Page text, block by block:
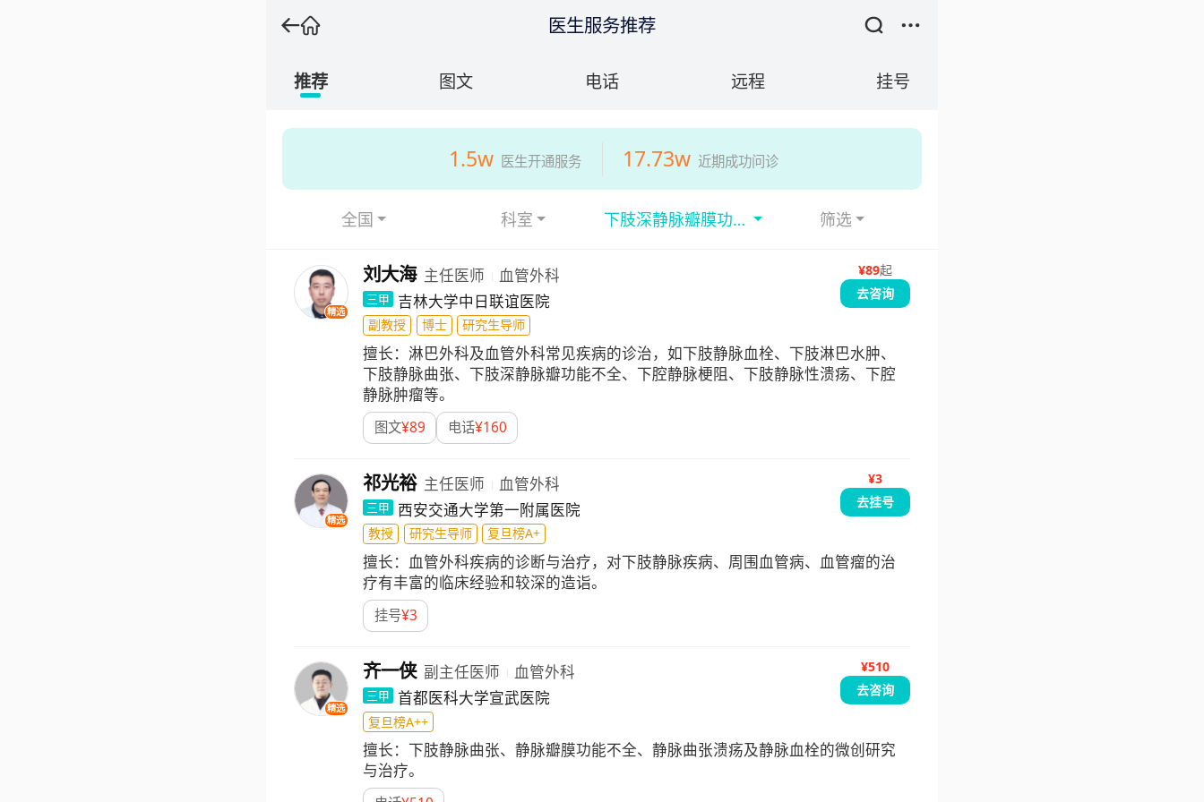
医生服务推荐
推荐 图文 电话 远程 挂号
1.5w 医生开通服务 17.73w 近期成功问诊
全国 科室
下肢深静脉瓣膜功能
筛选
精选
刘大海 主任医师 血管外科
三甲 吉林大学中日联谊医院
¥89起
去咨询
副教授
博士 研究生导师
擅长： 淋巴外科及血管外科常见疾病的诊治，如下肢静脉血栓、下肢淋巴水肿、
下肢静脉曲张、下肢深静脉瓣功能不全、下腔静脉梗阻、下肢静脉性溃疡、下腔
静脉肿瘤等。
图文¥89 电话¥160
精选
祁光裕 主任医师 血管外科
三甲 西安交通大学第一附属医院
¥3
去挂号
教授
研究生导师 复旦榜A+
擅长： 血管外科疾病的诊断与治疗，对下肢静脉疾病、周围血管病、血管瘤的治
疗有丰富的临床经验和较深的造诣。
挂号¥3
精选
齐一侠 副主任医师 血管外科
三甲 首都医科大学宣武医院
¥510
去咨询
复旦榜A++
擅长： 下肢静脉曲张、静脉瓣膜功能不全、静脉曲张溃疡及静脉血栓的微创研究
与治疗。